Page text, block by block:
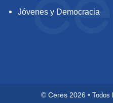
Jóvenes y Democracia
© Ceres 2026 • Todos